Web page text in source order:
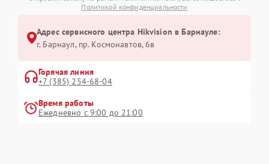
Политикой конфиденциальности
Адрес сервисного центра Hikvision в Барнауле:
г. Барнаул, ​пр. Космонавтов, 6в
Горячая линия
+7 (385) 254-68-04
Время работы
Ежедневно с 9:00 до 21:00